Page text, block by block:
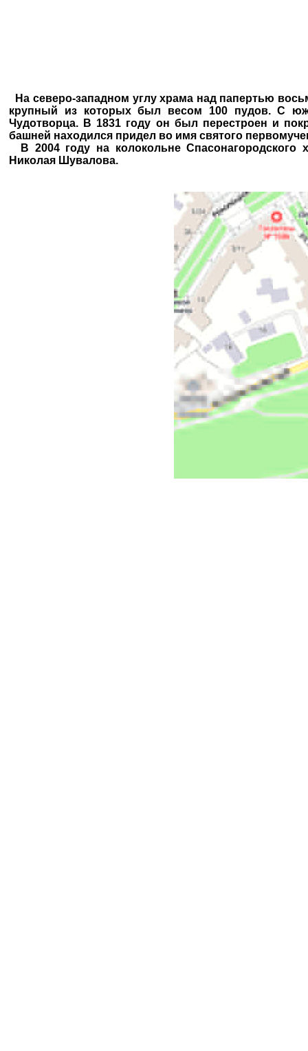
На северо-западном углу храма над папертью
крупный из которых был весом 100 пудов. С
Чудотворца. В 1831 году он был перестроен и
башней находился придел во имя святого
В 2004 году на колокольне Спасонагородского
Николая Шувалова.